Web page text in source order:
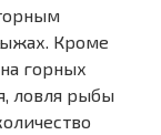
Кроме
горных
ловля рыбы